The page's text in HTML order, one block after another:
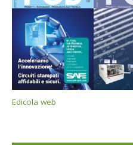
Edicola web